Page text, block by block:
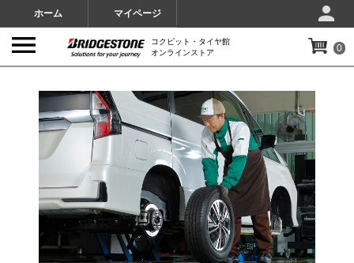
ホーム マイページ
コクピット・タイヤ館
オンラインストア
0